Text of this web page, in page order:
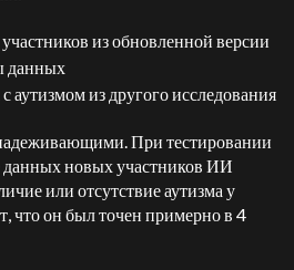
из обновленной версии
данных
аутизмом из другого исследования
При тестировании
данных новых участников ИИ
или отсутствие аутизма у
что он был точен примерно в 4